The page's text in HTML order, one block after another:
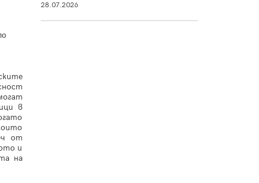
в
от
и
на
28.07.2026